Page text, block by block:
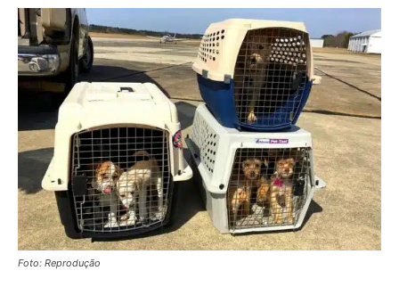
Foto: Reprodução